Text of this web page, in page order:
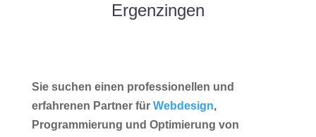
Ergenzingen
Sie suchen einen professionellen und
erfahrenen Partner für Webdesign,
Programmierung und Optimierung von